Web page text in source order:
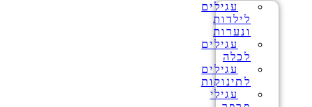
עגילים
לילדות
ונערות
עגילים
לכלה
עגילים
לתינוקות
עגילי